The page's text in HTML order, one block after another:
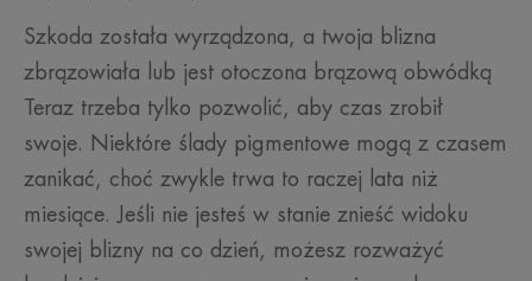
Szkoda została wyrządzona, a twoja blizna
zbrązowiała lub jest otoczona brązową obwódką
Teraz trzeba tylko pozwolić, aby czas zrobił
swoje. Niektóre ślady pigmentowe mogą z czasem
zanikać, choć zwykle trwa to raczej lata niż
miesiące. Jeśli nie jesteś w stanie znieść widoku
swojej blizny na co dzień, możesz rozważyć